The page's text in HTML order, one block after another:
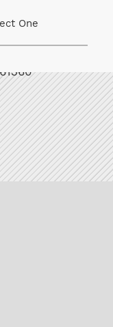
One